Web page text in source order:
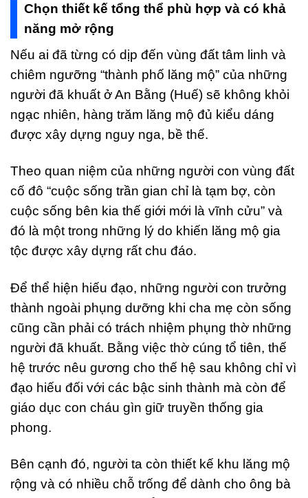
Chọn thiết kế tổng thể phù hợp và có khả
năng mở rộng
Nếu ai đã từng có dịp đến vùng đất tâm linh và
chiêm ngưỡng “thành phố lăng mộ” của những
người đã khuất ở An Bằng (Huế) sẽ không khỏi
ngạc nhiên, hàng trăm lăng mộ đủ kiểu dáng
được xây dựng nguy nga, bề thế.
Theo quan niệm của những người con vùng đất
cố đô “cuộc sống trần gian chỉ là tạm bợ, còn
cuộc sống bên kia thế giới mới là vĩnh cửu” và
đó là một trong những lý do khiến lăng mộ gia
tộc được xây dựng rất chu đáo.
Để thể hiện hiếu đạo, những người con trưởng
thành ngoài phụng dưỡng khi cha mẹ còn sống
cũng cần phải có trách nhiệm phụng thờ những
người đã khuất. Bằng việc thờ cúng tổ tiên, thế
hệ trước nêu gương cho thế hệ sau không chỉ vì
đạo hiếu đối với các bậc sinh thành mà còn để
giáo dục con cháu gìn giữ truyền thống gia
phong.
Bên cạnh đó, người ta còn thiết kế khu lăng mộ
rộng và có nhiều chỗ trống để dành cho ông bà